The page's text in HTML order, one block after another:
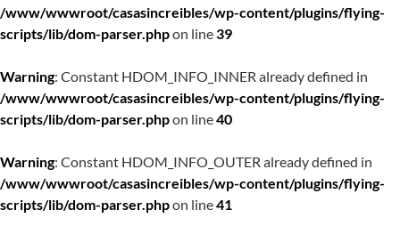
/www/wwwroot/casasincreibles/wp-content/plugins/flying-
scripts/lib/dom-parser.phpon line39
Warning: Constant HDOM_INFO_INNER already defined in
/www/wwwroot/casasincreibles/wp-content/plugins/flying-
scripts/lib/dom-parser.phpon line40
Warning: Constant HDOM_INFO_OUTER already defined in
/www/wwwroot/casasincreibles/wp-content/plugins/flying-
scripts/lib/dom-parser.phpon line41